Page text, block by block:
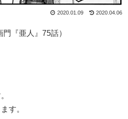
2020.04.06
2020.01.09
門『亜人』75話）
す。